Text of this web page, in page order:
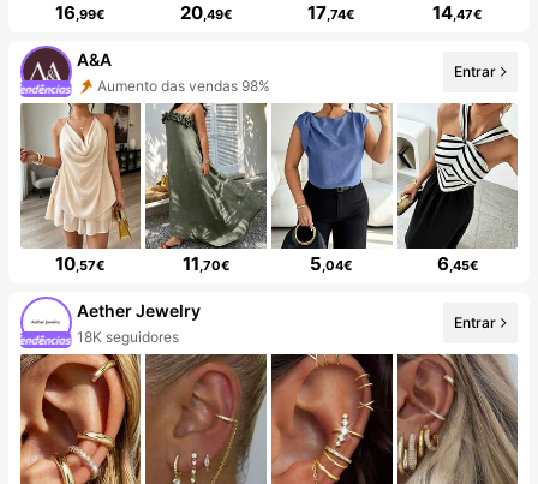
16,99€ 20,49€ 17,74€ 14,47€
A&A
Aumento das vendas 98%
Entrar
10,57€ 11,70€ 5,04€ 6,45€
Aether Jewelry
18K seguidores
Entrar